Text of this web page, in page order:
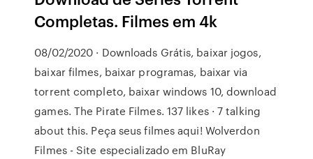
Completas. Filmes em 4k
08/02/2020 · Downloads Grátis, baixar jogos,
baixar filmes, baixar programas, baixar via
torrent completo, baixar windows 10, download
games. The Pirate Filmes. 137 likes · 7 talking
about this. Peça seus filmes aqui! Wolverdon
Filmes - Site especializado em BluRay